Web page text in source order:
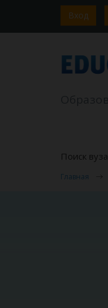
Вход
Поиск вуза
Главная